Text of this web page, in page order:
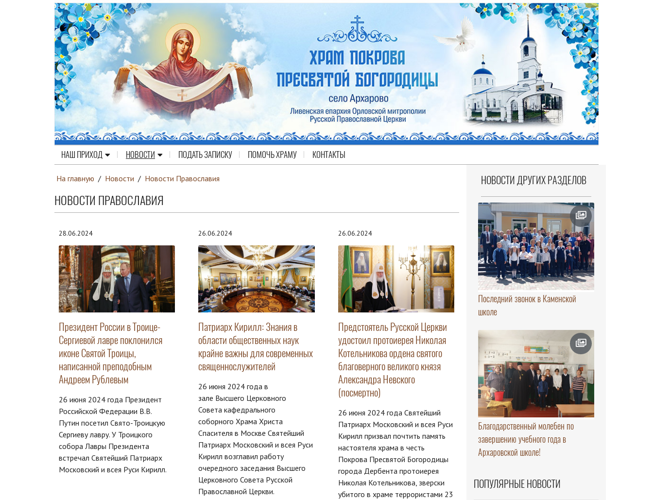
НАШ ПРИХОД НОВОСТИ ПОДАТЬ ЗАПИСКУ ПОМОЧЬ ХРАМУ КОНТАКТЫ
На главную / Новости / Новости Православия
НОВОСТИ ПРАВОСЛАВИЯ
28.06.2024
Президент России в Троице-
Сергиевой лавре поклонился
иконе Святой Троицы,
написанной преподобным
Андреем Рублевым
26 июня 2024 года Президент
Российской Федерации В.В.
Путин посетил Свято-Троицкую
Сергиеву лавру. У Троицкого
собора Лавры Президента
встречал Святейший Патриарх
Московский и всея Руси Кирилл.
26.06.2024
Патриарх Кирилл: Знания в
области общественных наук
крайне важны для современных
священнослужителей
26 июня 2024 года в
зале Высшего Церковного
Совета кафедрального
соборного Храма Христа
Спасителя в Москве Святейший
Патриарх Московский и всея Руси
Кирилл возглавил работу
очередного заседания Высшего
Церковного Совета Русской
Православной Церкви.
26.06.2024
Предстоятель Русской Церкви
удостоил протоиерея Николая
Котельникова ордена святого
благоверного великого князя
Александра Невского
(посмертно)
26 июня 2024 года Святейший
Патриарх Московский и всея Руси
Кирилл призвал почтить память
настоятеля храма в честь
Покрова Пресвятой Богородицы
города Дербента протоиерея
Николая Котельникова, зверски
убитого в храме террористами 23
НОВОСТИ ДРУГИХ РАЗДЕЛОВ
Последний звонок в Каменской
школе
Благодарственный молебен по
завершению учебного года в
Архаровской школе!
ПОПУЛЯРНЫЕ НОВОСТИ